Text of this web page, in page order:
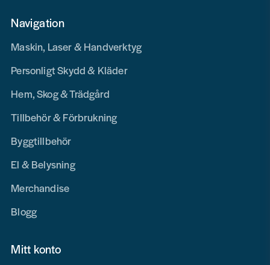
Navigation
Maskin, Laser & Handverktyg
Personligt Skydd & Kläder
Hem, Skog & Trädgård
Tillbehör & Förbrukning
Byggtillbehör
El & Belysning
Merchandise
Blogg
Mitt konto